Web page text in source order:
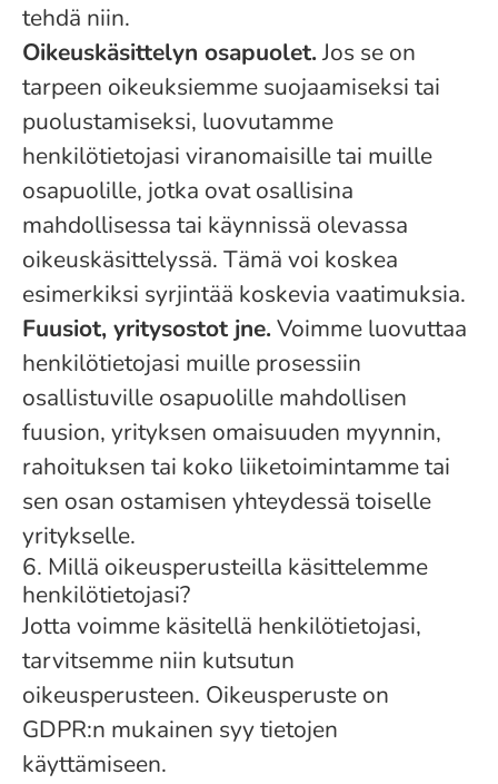
tehdä niin.
Oikeuskäsittelyn osapuolet.Jos se on
tarpeen oikeuksiemme suojaamiseksi tai
puolustamiseksi, luovutamme
henkilötietojasi viranomaisille tai muille
osapuolille, jotka ovat osallisina
mahdollisessa tai käynnissä olevassa
oikeuskäsittelyssä. Tämä voi koskea
esimerkiksi syrjintää koskevia vaatimuksia.
Fuusiot, yritysostot jne.Voimme luovuttaa
henkilötietojasi muille prosessiin
osallistuville osapuolille mahdollisen
fuusion, yrityksen omaisuuden myynnin,
rahoituksen tai koko liiketoimintamme tai
sen osan ostamisen yhteydessä toiselle
yritykselle.
6. Millä oikeusperusteilla käsittelemme
henkilötietojasi?
Jotta voimme käsitellä henkilötietojasi,
tarvitsemme niin kutsutun
oikeusperusteen. Oikeusperuste on
GDPR:n mukainen syy tietojen
käyttämiseen.